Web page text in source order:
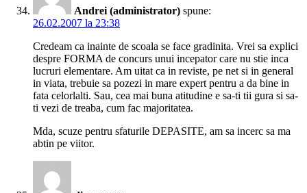
Andrei (administrator) spune:
26.02.2007 la 23:38
Credeam ca inainte de scoala se face gradinita. Vrei sa explici
despre FORMA de concurs unui incepator care nu stie inca
lucruri elementare. Am uitat ca in reviste, pe net si in general
in viata, trebuie sa pozezi in mare expert pentru a da bine in
fata celorlalti. Sau, cea mai buna atitudine e sa-ti tii gura si sa-
ti vezi de treaba, cum fac majoritatea.
Mda, scuze pentru sfaturile DEPASITE, am sa incerc sa ma
abtin pe viitor.